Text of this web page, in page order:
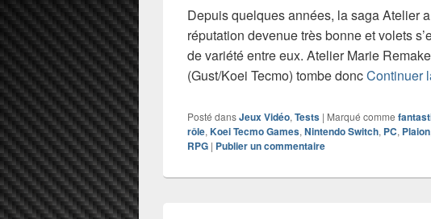
Depuis quelques années, la saga Atelier
réputation devenue très bonne et volets
de variété entre eux. Atelier Marie
(Gust/Koei Tecmo) tombe doncContinuer
Posté dansJeux Vidéo, Tests | Marqué comme
rôle, Koei Tecmo Games, Nintendo Switch, PC, Plaion
RPG | Publier un commentaire